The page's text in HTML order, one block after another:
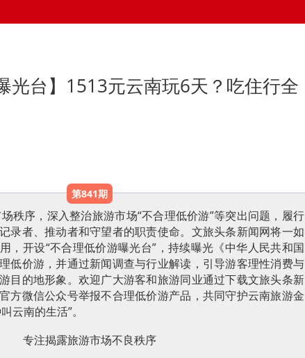
光台】1513元云南玩6天？吃住行全
第841期
秩序，深入整治旅游市场“不合理低价游”等突出问题，履行
录者、推动者和守望者的职责使命。文旅头条新闻网将一如
，开设“不合理低价游曝光台”，持续曝光《中华人民共和国
低价游，并通过新闻调查与行业解读，引导游客理性消费与
目的地形象。欢迎广大游客和旅游同业通过下载文旅头条新
方微信公众号举报不合理低价游产品，共同守护云南旅游金
云南的生活”。
专注揭露旅游市场不良秩序